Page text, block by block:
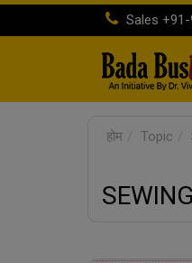
Sales +91-
होम Topic